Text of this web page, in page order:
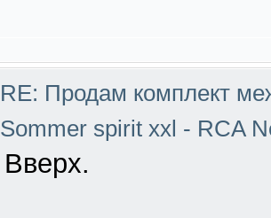
RE: Продам комплект
Sommer spirit xxl - RCA
Вверх.